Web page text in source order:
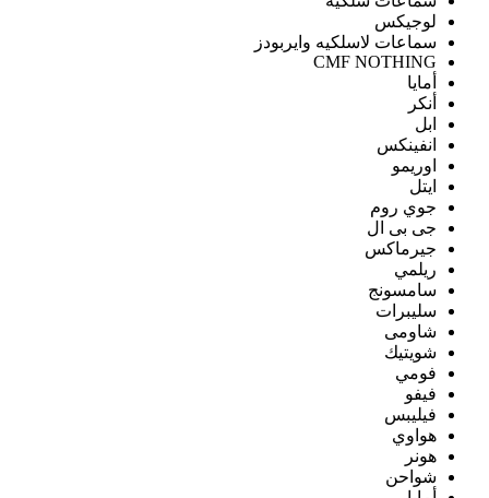
لوجيكس
سماعات لاسلكيه وايربودز
CMF NOTHING
أمايا
أنكر
ابل
انفينكس
اوريمو
ايتل
جوي روم
جى بى ال
جيرماكس
ريلمي
سامسونج
سليبرات
شاومى
شويتيك
فومي
فيفو
فيليبس
هواوي
هونر
شواحن